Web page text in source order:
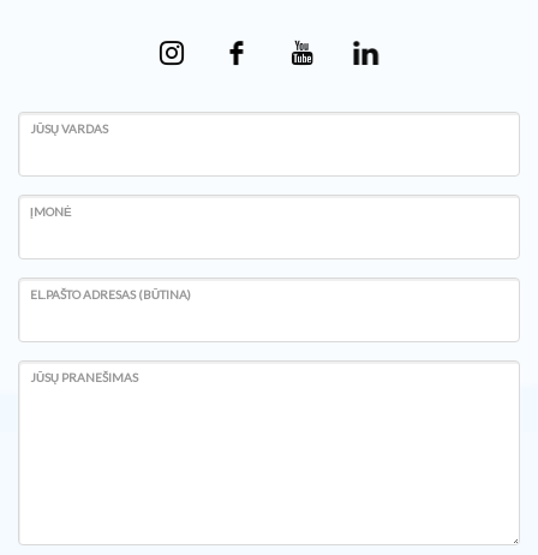
JŪSŲ VARDAS
ĮMONĖ
EL.PAŠTO ADRESAS (BŪTINA)
JŪSŲ PRANEŠIMAS